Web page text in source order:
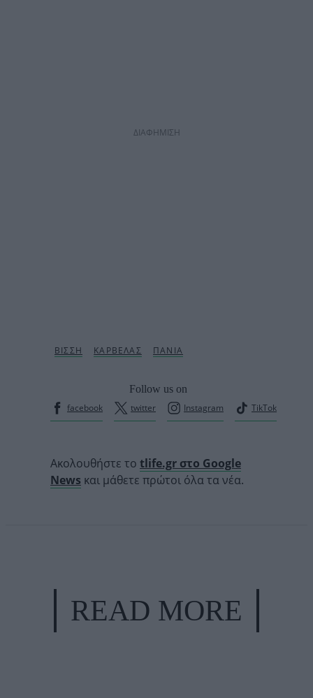
ΔΙΑΦΗΜΙΣΗ
Follow us on
facebook
twitter Instagram TikTok
Ακολουθήστε το tlife.gr στο Google
News και μάθετε πρώτοι όλα τα νέα.
READ MORE